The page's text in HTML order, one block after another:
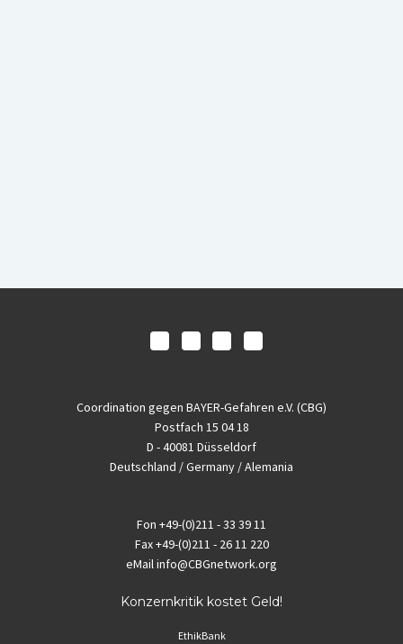
Coordination gegen BAYER-Gefahren e.V. (CBG)
Postfach 15 04 18
D - 40081 Düsseldorf
Deutschland / Germany / Alemania
Fon +49-(0)211 - 33 39 11
Fax+49-(0)211 - 26 11 220
eMailinfo@CBGnetwork.org
Konzernkritik kostet Geld!
EthikBank